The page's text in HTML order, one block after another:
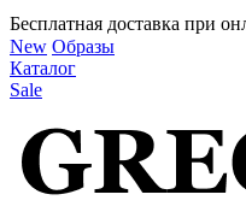
Бесплатная доставка при
New Образы
Каталог
Sale